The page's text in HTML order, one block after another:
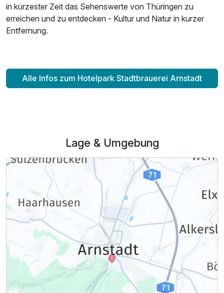
Einzelzimmer Superior
Ausstattung
Zusatznächte
Für 2 Tage p.P. ab149,00 €
in kürzester Zeit das Sehenswerte von Thüringen zu
erreichen und zu entdecken - Kultur und Natur in kurzer
Entfernung.
Alle Infos zum Hotelpark Stadtbrauerei Arnstadt
Lage & Umgebung